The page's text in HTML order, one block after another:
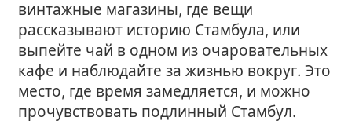
винтажные магазины, где вещи
рассказывают историю Стамбула, или
выпейте чай в одном из очаровательных
кафе и наблюдайте за жизнью вокруг. Это
место, где время замедляется, и можно
прочувствовать подлинный Стамбул.